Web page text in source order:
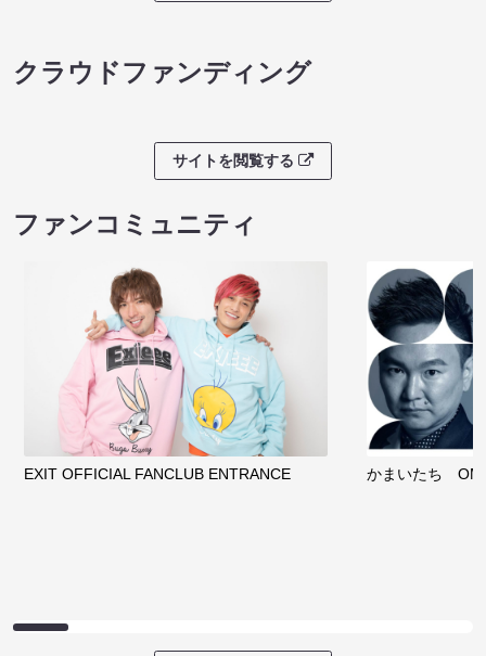
クラウドファンディング
サイトを閲覧する
ファンコミュニティ
EXIT OFFICIAL FANCLUB ENTRANCE かまいたち